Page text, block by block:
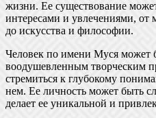
жизни. Ее существование
интересами и увлечениями, от
до искусства и философии.
Человек по имени Муся может
воодушевленным творческим
стремиться к глубокому
нем. Ее личность может быть
делает ее уникальной и